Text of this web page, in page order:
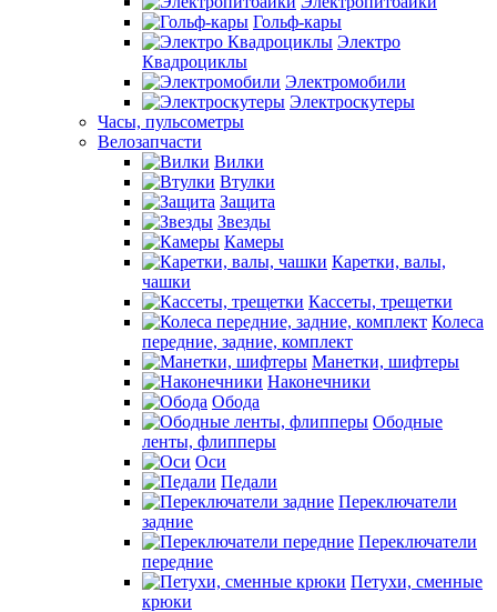
Гольф-кары
Электро
Квадроциклы
Электромобили
Электроскутеры
Часы, пульсометры
Велозапчасти
Вилки
Втулки
Защита
Звезды
Камеры
Каретки, валы,
чашки
Кассеты, трещетки
Колеса
передние, задние, комплект
Манетки, шифтеры
Наконечники
Обода
Ободные
ленты, флипперы
Оси
Педали
Переключатели
задние
Переключатели
передние
Петухи, сменные
крюки